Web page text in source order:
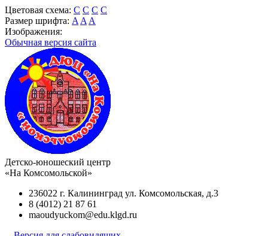
Цветовая схема: C C C C
Размер шрифта: A A A
Изображения:
Обычная версия сайта
Детско-юношеский центр
«На Комсомольской»
236022 г. Калининград ул. Комсомольская, д.3
8 (4012) 21 87 61
maoudyuckom@edu.klgd.ru